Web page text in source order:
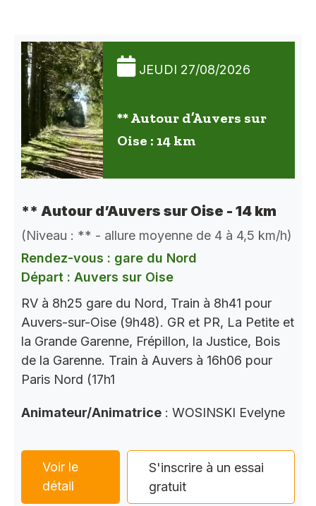
JEUDI 27/08/2026
** Autour d’Auvers sur
Oise : 14 km
** Autour d’Auvers sur Oise - 14 km
(Niveau : ** - allure moyenne de 4 à 4,5 km/h)
Rendez-vous : gare du Nord
Départ : Auvers sur Oise
RV à 8h25 gare du Nord, Train à 8h41 pour
Auvers-sur-Oise (9h48). GR et PR, La Petite et
la Grande Garenne, Frépillon, la Justice, Bois
de la Garenne. Train à Auvers à 16h06 pour
Paris Nord (17h1
Animateur/Animatrice : WOSINSKI Evelyne
Voir le
détail
S'inscrire à un essai
gratuit